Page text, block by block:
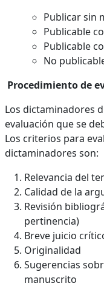
Publicar sin
Publicable
Publicable
No
Procedimiento de
Los dictaminadores
evaluación que se
Los criterios para
dictaminadores son:
Relevancia del
Calidad de la
Revisión
pertinencia)
Breve juicio
Originalidad
Sugerencias
manuscrito